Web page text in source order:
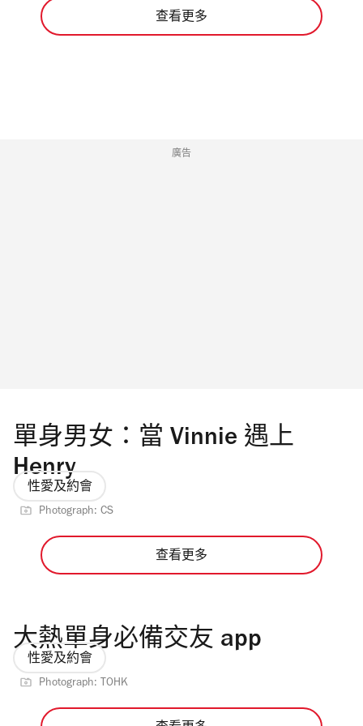
查看更多
廣告
單身男女：當 Vinnie 遇上
Henry
性愛及約會
Photograph: CS
查看更多
大熱單身必備交友 app
性愛及約會
Photograph: TOHK